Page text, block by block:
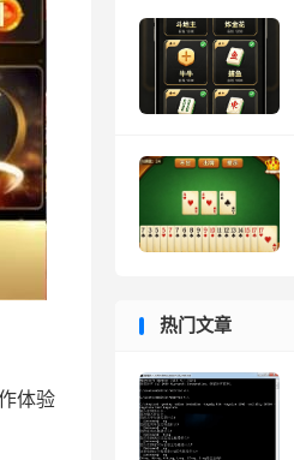
体验
热门文章